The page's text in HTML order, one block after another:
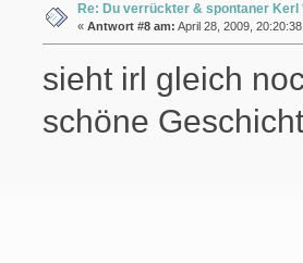
Re: Du verrückter & spontaner Kerl
« Antwort #8 am: April 28, 2009,
sieht irl gleich
schöne